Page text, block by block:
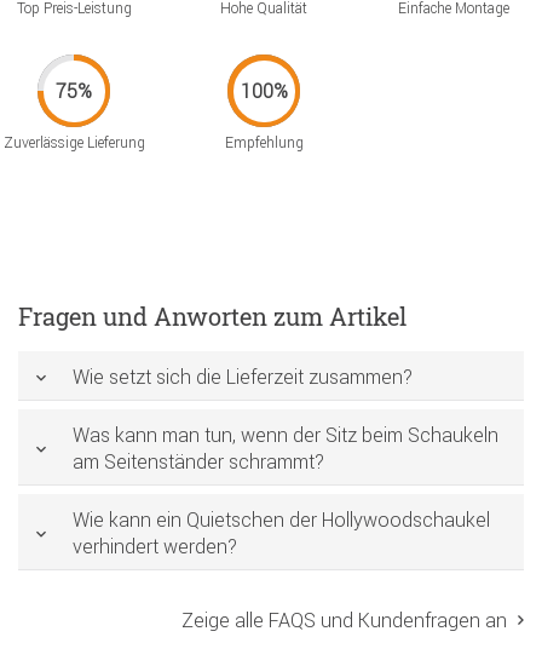
Top Preis-Leistung Hohe Qualität Einfache Montage
Zuverlässige Lieferung Empfehlung
Fragen und Anworten zum Artikel
Wie setzt sich die Lieferzeit zusammen?
Was kann man tun, wenn der Sitz beim Schaukeln
am Seitenständer schrammt?
Wie kann ein Quietschen der Hollywoodschaukel
verhindert werden?
Zeige alle FAQS und Kundenfragen an